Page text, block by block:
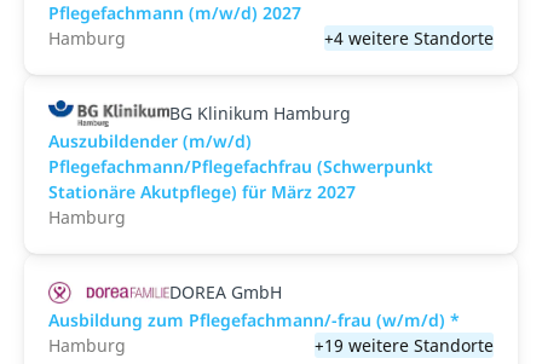
Pflegefachmann (m/w/d) 2027
Hamburg
+4 weitere Standorte
BG Klinikum Hamburg
Auszubildender (m/w/d)
Pflegefachmann/Pflegefachfrau (Schwerpunkt
Stationäre Akutpflege) für März 2027
Hamburg
DOREA GmbH
Ausbildung zum Pflegefachmann/-frau (w/m/d) *
Hamburg
+19 weitere Standorte